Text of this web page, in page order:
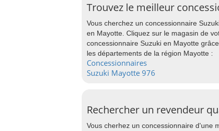
Trouvez le meilleur
Vous cherchez un concessionnaire
en Mayotte. Cliquez sur le magasin de
concessionnaire Suzuki en Mayotte
les départements de la région Mayotte :
Concessionnaires
Suzuki Mayotte 976
Rechercher un revendeur
Vous cherhez un concessionnaire d'une